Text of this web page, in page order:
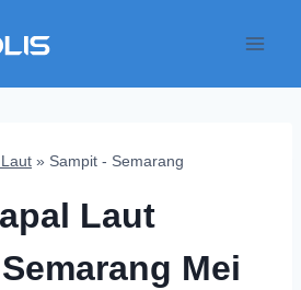
» Sampit - Semarang
Laut
Mei